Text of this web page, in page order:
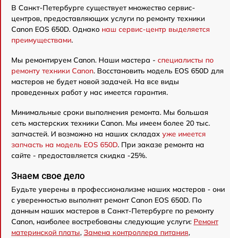
В Санкт-Петербурге существует множество сервис-
центров, предоставляющих услуги по ремонту техники
Canon EOS 650D. Однако наш сервис-центр выделяется
преимуществами.
Мы ремонтируем Canon. Наши мастера - специалисты по
ремонту техники Canon. Восстановить модель EOS 650D для
мастеров не будет новой задачей. На все виды
проведенных работ у нас имеется гарантия.
Минимальные сроки выполнения ремонта. Мы большая
сеть мастерских техники Canon. Мы имеем более 20 тыс.
запчастей. И возможно на наших складах уже имеется
запчасть на модель EOS 650D. При заказе ремонта на
сайте - предоставляется скидка -25%.
Знаем свое дело
Будьте уверены в профессионализме наших мастеров - они
с уверенностью выполнят ремонт Canon EOS 650D. По
данным наших мастеров в Санкт-Петербурге по ремонту
Canon, наиболее востребованы следующие услуги: Ремонт
материнской платы, Замена контроллера питания,